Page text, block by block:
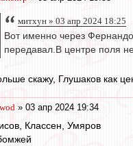
митхун » 03 апр 2024 18:25
Вот именно через
передавал.В центре поля
скажу, Глушаков как
wod » 03 апр 2024 19:34
Классен, Умяров